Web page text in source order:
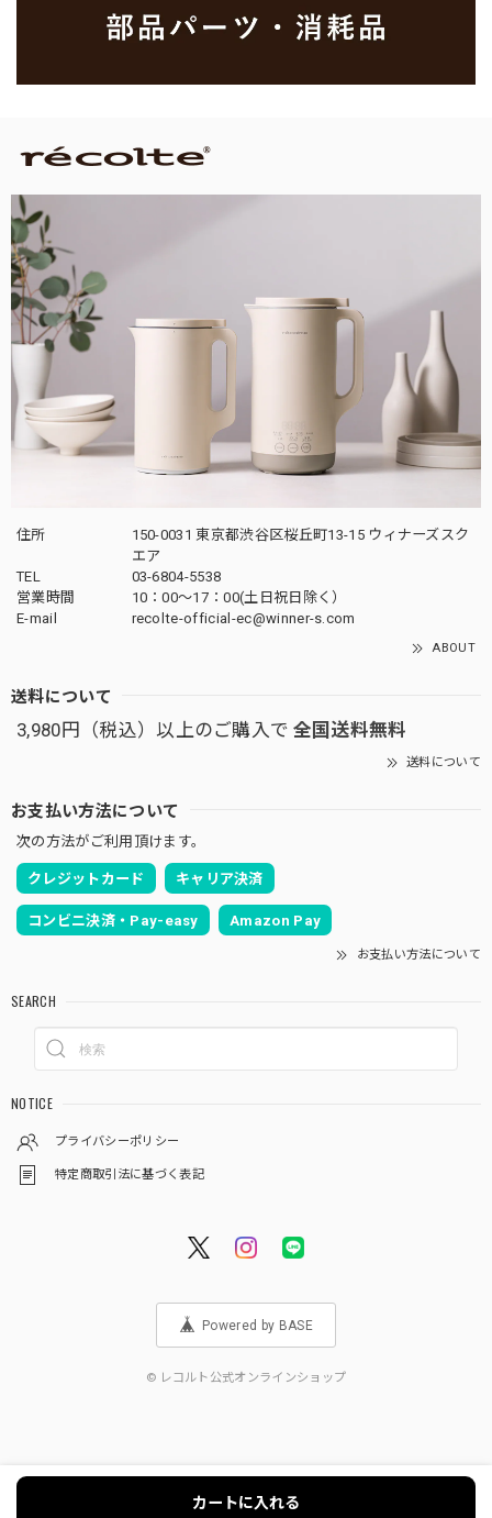
住所
150-0031 東京都渋谷区桜丘町13-15 ウィナーズスク
エア
TEL
03-6804-5538
営業時間
10：00〜17：00(土日祝日除く）
E-mail
recolte-official-ec@winner-s.com
ABOUT
送料について
3,980円（税込）以上のご購入で 全国送料無料
送料について
お支払い方法について
次の方法がご利用頂けます。
クレジットカード キャリア決済
コンビニ決済・Pay-easy Amazon Pay
お支払い方法について
SEARCH
NOTICE
プライバシーポリシー
特定商取引法に基づく表記
Powered by BASE
© レコルト公式オンラインショップ
カートに入れる